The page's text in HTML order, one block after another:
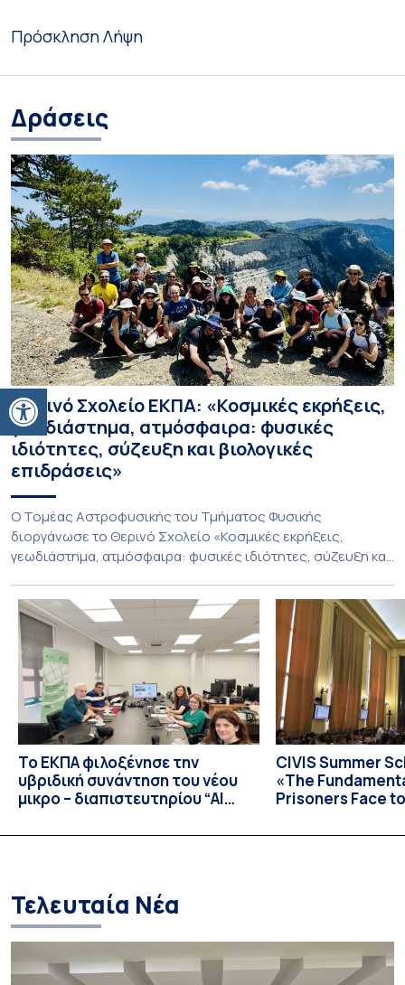
Ανοίξτε τη γραμμή εργαλείων
ΠρόσκλησηΛήψη
Δράσεις
Θερινό Σχολείο ΕΚΠΑ: «Κοσμικές εκρήξεις,
γεωδιάστημα, ατμόσφαιρα: φυσικές
ιδιότητες, σύζευξη και βιολογικές
επιδράσεις»
Ο Τομέας Αστροφυσικής του Τμήματος Φυσικής
διοργάνωσε το Θερινό Σχολείο «Κοσμικές εκρήξεις,
γεωδιάστημα, ατμόσφαιρα: φυσικές ιδιότητες, σύζευξη και
Ιουλίου 2026 υπό τον συντονισμό του Καθηγητή Ιωάννη
Δαγκλή. Το Σχολείο φιλοξενήθηκε από το Ίδρυμα της
Βουλής των Ελλήνων για τον Κοινοβουλευτισμό και τη
Δημοκρατία στο Πάρκο Εθνικής Συμφιλίωσης, σε
απομακρυσμένο […]
Το ΕΚΠΑ φιλοξένησε την
υβριδική συνάντηση του νέου
μικρο – διαπιστευτηρίου “AI
Creation”
CIVIS Summer
«The
Prisoners Face
Prison Realities
Τελευταία Νέα